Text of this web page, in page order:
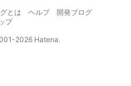
とは
ヘルプ
開発ブログ
プ
2026 Hatena.